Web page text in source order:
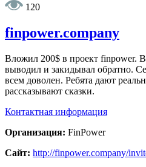
120
finpower.company
Вложил 200$ в проект finpower.
выводил и закидывал обратно.
всем доволен. Ребята дают
рассказывают сказки.
Контактная информация
Организация: FinPower
Сайт: http://finpower.company/